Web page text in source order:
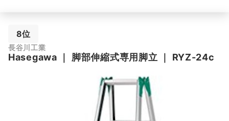
8位
長谷川工業
Hasegawa 脚部伸縮式専用脚立 RYZ-24c